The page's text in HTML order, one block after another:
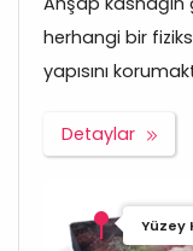
herhangi bir
yapısını
Detaylar
Yüzey